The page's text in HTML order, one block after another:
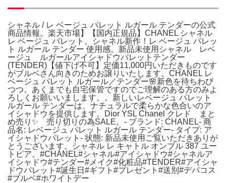
シャネル / レ ベージュ パレット ルガール テンダーの公式
商品情報。楽天市場】【国内正規品】CHANEL シャネル
レ ベージュ パレット。シャネル新作！レ ベージュ パレッ
ト ルガール テンダー 使用感。新品未使用シャネル レベ
ージュ ルガールアイシャドウパレットテンダー
(TENDER)【値下げ不可】定価11,000円いただきものです
がブルベさん向きのためお譲りいたします。CHANEL レ
ベージュ パレット ルガール／テンダー🌸新色を待ちわび
つつ。あくまでも自宅保管ですのでご理解のある方のみよ
ろしくお願いいまします。。新しいレベージュ パレット
ルガール テンダーは、ナチュラルで柔らかな色合いのア
イシャドウを提供します。Dior YSL Chanel クレド まと
め売り✨ 売り切りの為SALE。- ブランド: CHANEL- 商
品名: レベージュ パレット ルガール テンダー- タイプ: ア
イシャドウパレット- 状態: 新品未使用ご覧いただきありが
とうございます。シャネル レ キャトル オンブル 387 ユー
トピア。#CHANEL#シャネル#アイシャドウ#シャネルア
イシャドウ#テンダー#メイク#化粧品#TENDER#アイシャ
ドウパレット#誕生日#ギフト#プレゼント#送別#デパコス
#ブルベ#ホワイトデー